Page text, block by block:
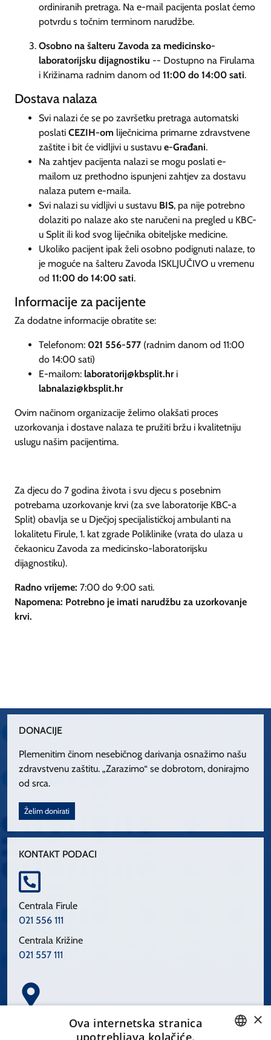
ordiniranih pretraga. Na e-mail pacijenta poslat ćemo
potvrdu s točnim terminom narudžbe.
Osobno na šalteru Zavoda za medicinsko-
laboratorijsku dijagnostiku -- Dostupno na Firulama
i Križinama radnim danom od 11:00 do 14:00 sati.
Dostava nalaza
Svi nalazi će se po završetku pretraga automatski
poslati CEZIH-om liječnicima primarne zdravstvene
zaštite i bit će vidljivi u sustavu e-Građani.
Na zahtjev pacijenta nalazi se mogu poslati e-
mailom uz prethodno ispunjeni zahtjev za dostavu
nalaza putem e-maila.
Svi nalazi su vidljivi u sustavu BIS, pa nije potrebno
dolaziti po nalaze ako ste naručeni na pregled u KBC-
u Split ili kod svog liječnika obiteljske medicine.
Ukoliko pacijent ipak želi osobno podignuti nalaze, to
je moguće na šalteru Zavoda ISKLJUČIVO u vremenu
od 11:00 do 14:00 sati.
Informacije za pacijente
Za dodatne informacije obratite se:
Telefonom: 021 556-577 (radnim danom od 11:00
do 14:00 sati)
E-mailom: laboratorij@kbsplit.hri
labnalazi@kbsplit.hr
Ovim načinom organizacije želimo olakšati proces
uzorkovanja i dostave nalaza te pružiti bržu i kvalitetniju
uslugu našim pacijentima.
Za djecu do 7 godina života i svu djecu s posebnim
potrebama uzorkovanje krvi (za sve laboratorije KBC-a
Split) obavlja se u Dječjoj specijalističkoj ambulanti na
lokalitetu Firule, 1. kat zgrade Poliklinike (vrata do ulaza u
čekaonicu Zavoda za medicinsko-laboratorijsku
dijagnostiku).
Radno vrijeme: 7:00 do 9:00 sati.
Napomena: Potrebno je imati narudžbu za uzorkovanje
krvi.
DONACIJE
Plemenitim činom nesebičnog darivanja osnažimo našu
zdravstvenu zaštitu. „Zarazimo“ se dobrotom, donirajmo
od srca.
Želim donirati
KONTAKT PODACI
Centrala Firule
021 556 111
Centrala Križine
021 557 111
Spinčićeva 1, 21000 Split
×
Ova internetska stranica
upotrebljava kolačiće.